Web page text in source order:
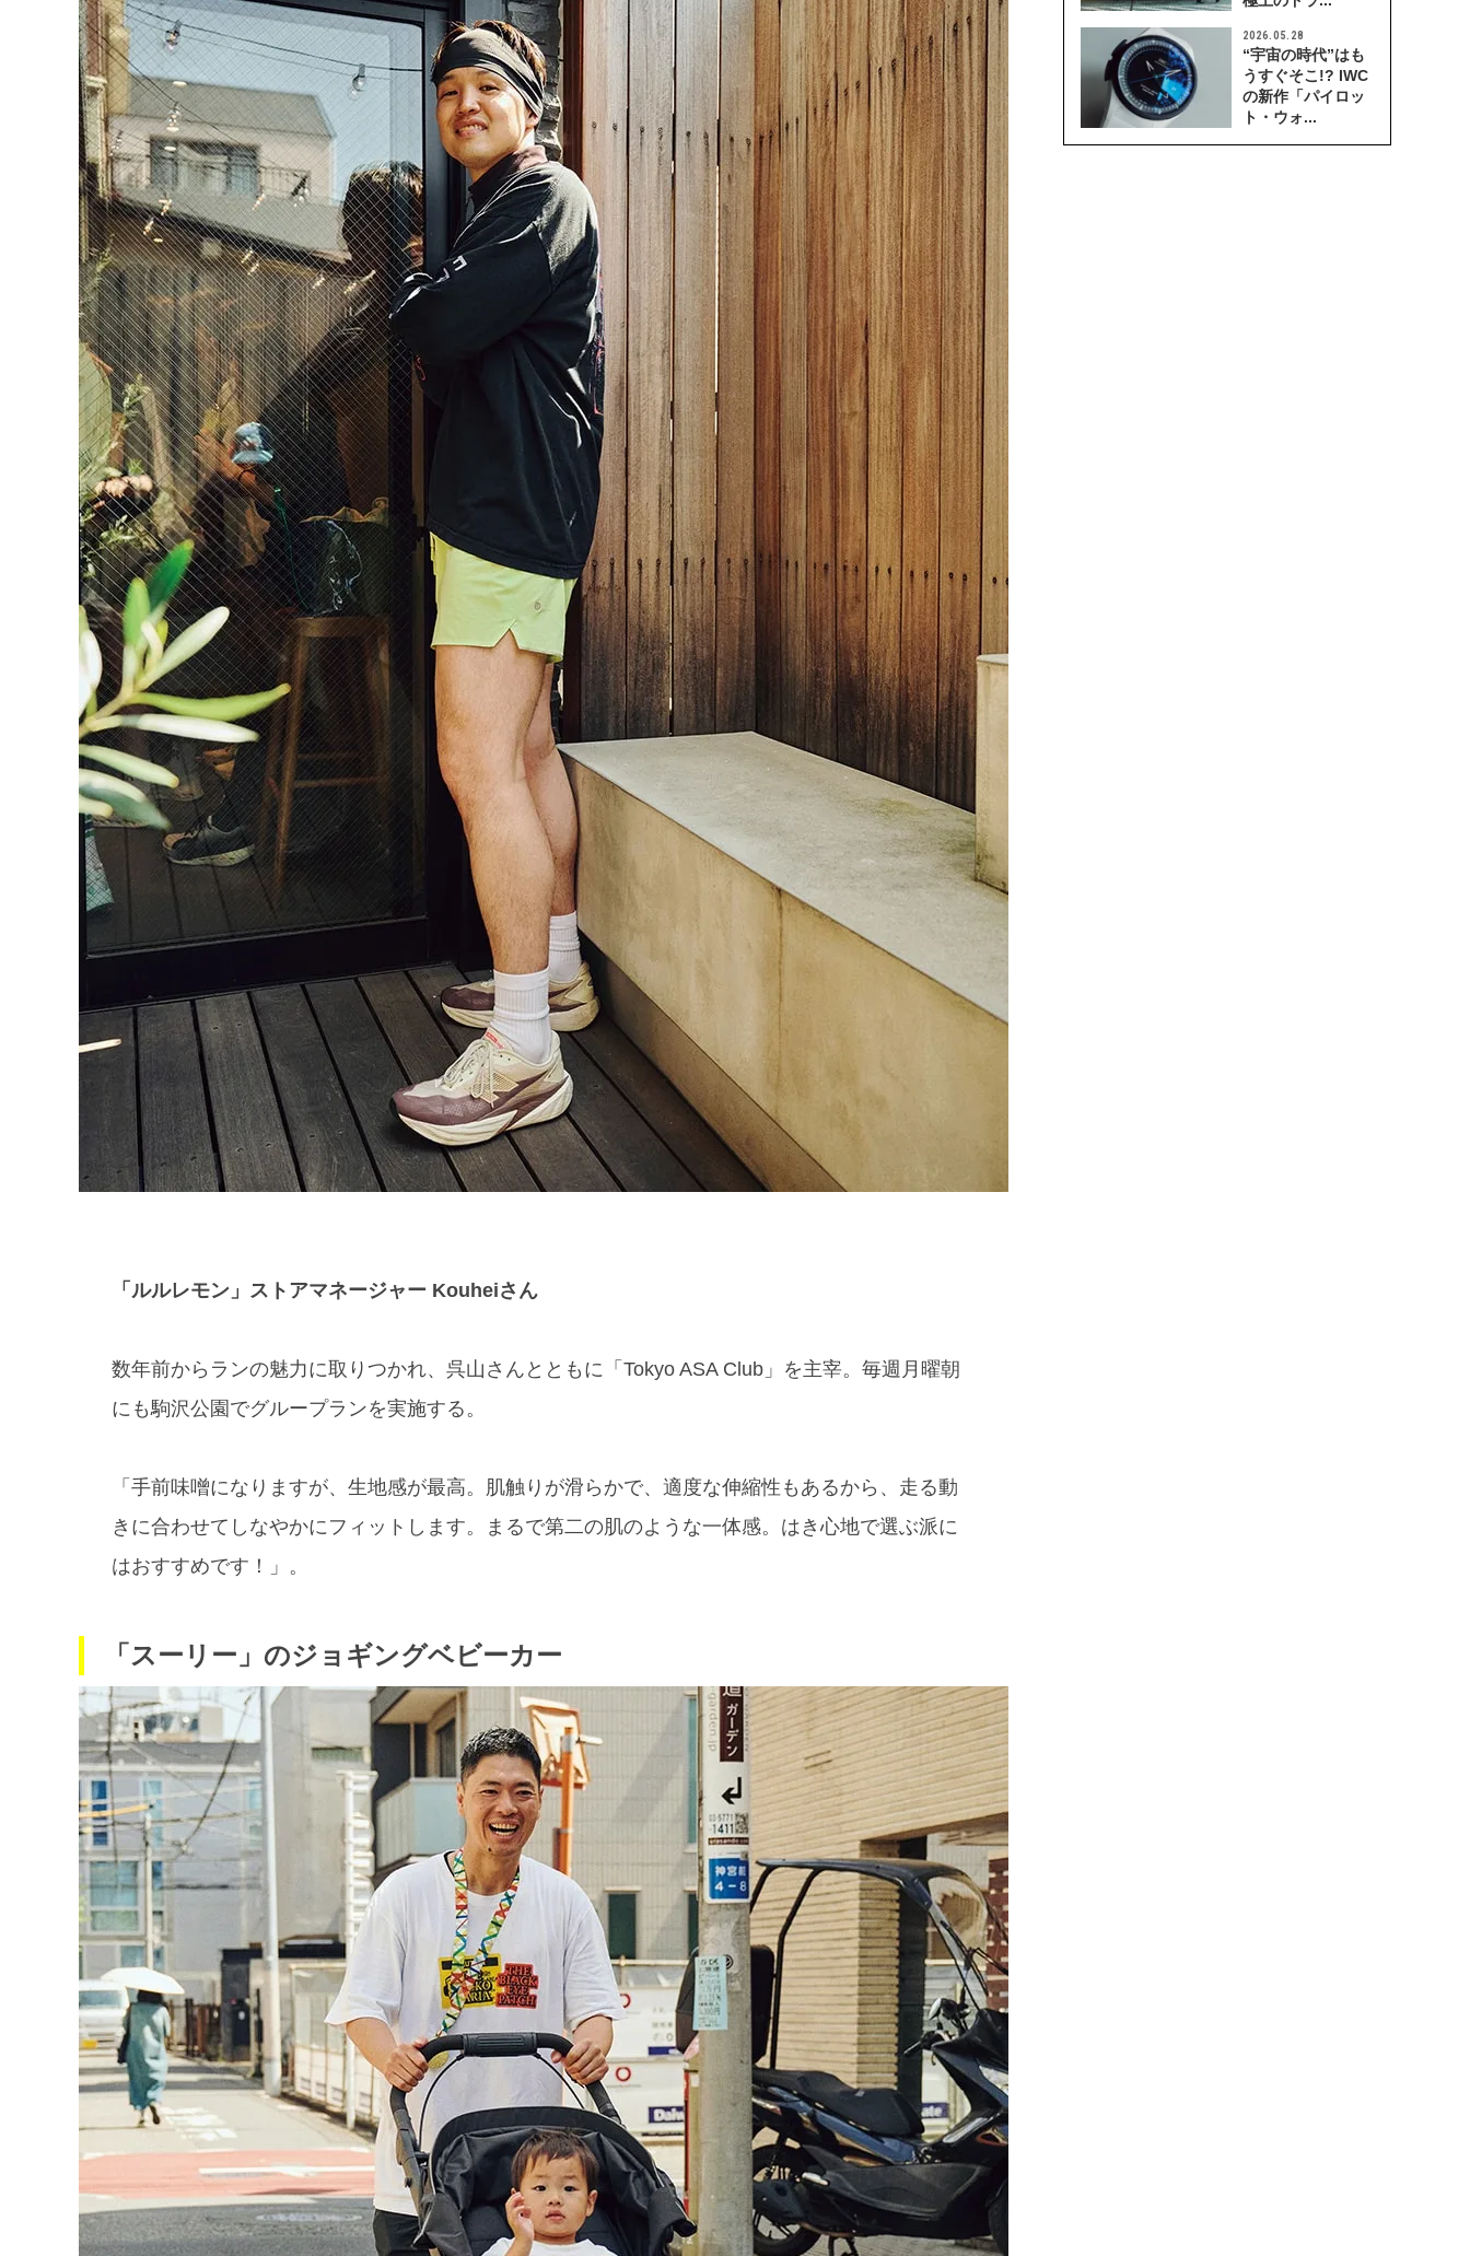
「ルルレモン」ストアマネージャー Kouheiさん
数年前からランの魅力に取りつかれ、呉山さんとともに「Tokyo ASA Club」を主宰。毎週月曜朝
にも駒沢公園でグループランを実施する。
「手前味噌になりますが、生地感が最高。肌触りが滑らかで、適度な伸縮性もあるから、走る動
きに合わせてしなやかにフィットします。まるで第二の肌のような一体感。はき心地で選ぶ派に
はおすすめです！」。
「スーリー」のジョギングベビーカー
2026.05.28
“宇宙の時代”はも
うすぐそこ!? IWC
の新作「パイロッ
ト・ウォ...